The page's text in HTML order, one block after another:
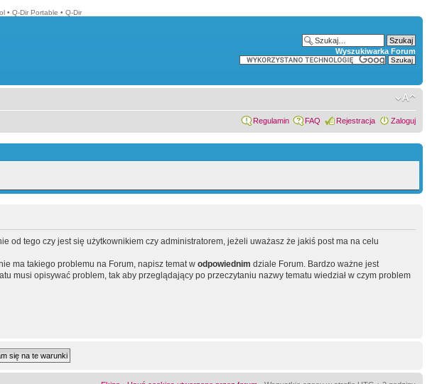
• Q-Dir Portable • Q-Dir
Wyszukiwarka Forum
Regulamin FAQ Rejestracja Zaloguj
od tego czy jest się użytkownikiem czy administratorem, jeżeli uważasz że jakiś post ma na celu
ma takiego problemu na Forum, napisz temat w odpowiednim dziale Forum. Bardzo ważne jest
musi opisywać problem, tak aby przeglądający po przeczytaniu nazwy tematu wiedział w czym problem